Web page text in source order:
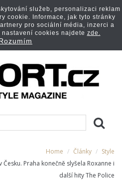
Home Články
Style
Česku. Praha konečně slyšela Roxanne i
další hity The Police
služeb, personalizaci reklam
cookie. Informace, jak tyto stránky
pro sociální média, inzerci a
cookies najdete zde.